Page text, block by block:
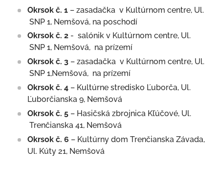
Okrsok č. 1 – zasadačka v Kultúrnom centre, Ul.
SNP 1, Nemšová, na poschodí
Okrsok č. 2 - salónik v Kultúrnom centre, Ul.
SNP 1, Nemšová, na prízemí
Okrsok č. 3 – zasadačka v Kultúrnom centre, Ul.
SNP 1,Nemšová, na prízemí
Okrsok č. 4 – Kultúrne stredisko Ľuborča, Ul.
Ľuborčianska 9, Nemšová
Okrsok č. 5 – Hasičská zbrojnica Kľúčové, Ul.
Trenčianska 41, Nemšová
Okrsok č. 6 – Kultúrny dom Trenčianska Závada,
Ul. Kúty 21, Nemšová